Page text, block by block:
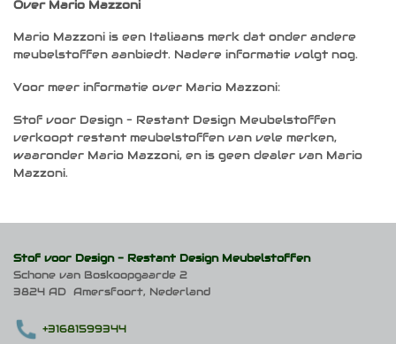
Over Mario Mazzoni
Mario Mazzoni is een Italiaans merk dat onder andere
meubelstoffen aanbiedt. Nadere informatie volgt nog.
Voor meer informatie over Mario Mazzoni:
Stof voor Design – Restant Design Meubelstoffen
verkoopt restant meubelstoffen van vele merken,
waaronder Mario Mazzoni, en is geen dealer van Mario
Mazzoni.
Stof voor Design - Restant Design Meubelstoffen
Schone van Boskoopgaarde 2
3824 AD Amersfoort, Nederland
+31681599344